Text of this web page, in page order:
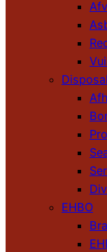
EHBO